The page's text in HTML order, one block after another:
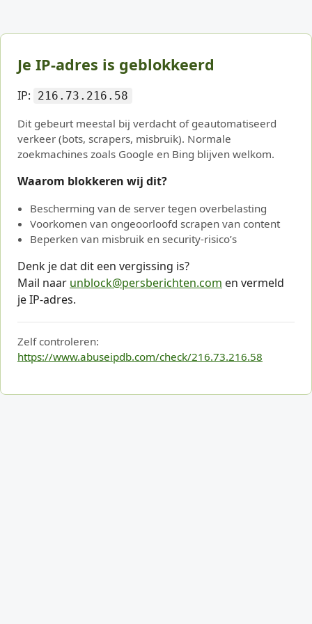
Je IP-adres is geblokkeerd
IP: 216.73.216.58
Dit gebeurt meestal bij verdacht of geautomatiseerd
verkeer (bots, scrapers, misbruik). Normale
zoekmachines zoals Google en Bing blijven welkom.
Waarom blokkeren wij dit?
Bescherming van de server tegen overbelasting
Voorkomen van ongeoorloofd scrapen van content
Beperken van misbruik en security-risico’s
Denk je dat dit een vergissing is?
Mail naar unblock@persberichten.com en vermeld
je IP-adres.
Zelf controleren:
https://www.abuseipdb.com/check/216.73.216.58